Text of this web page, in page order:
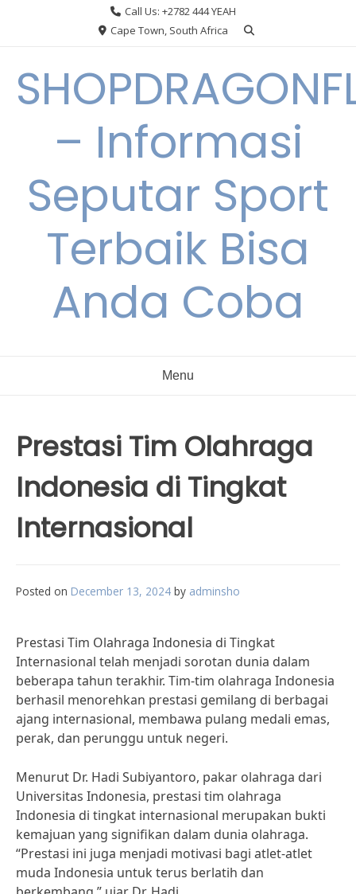
Call Us: +2782 444 YEAH
Cape Town, South Africa
– Informasi
Seputar Sport
Terbaik Bisa
Anda Coba
Menu
Prestasi Tim Olahraga
Indonesia di Tingkat
Internasional
Posted on December 13, 2024 by adminsho
Prestasi Tim Olahraga Indonesia di Tingkat
Internasional telah menjadi sorotan dunia dalam
beberapa tahun terakhir. Tim-tim olahraga Indonesia
berhasil menorehkan prestasi gemilang di berbagai
ajang internasional, membawa pulang medali emas,
perak, dan perunggu untuk negeri.
Menurut Dr. Hadi Subiyantoro, pakar olahraga dari
Universitas Indonesia, prestasi tim olahraga
Indonesia di tingkat internasional merupakan bukti
kemajuan yang signifikan dalam dunia olahraga.
“Prestasi ini juga menjadi motivasi bagi atlet-atlet
muda Indonesia untuk terus berlatih dan